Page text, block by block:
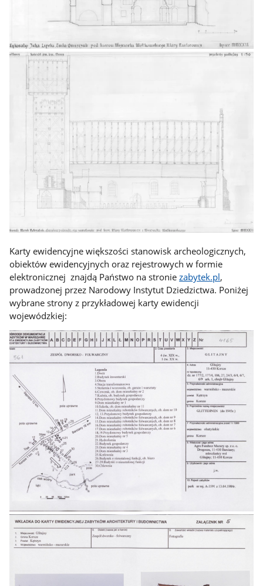
Karty ewidencyjne większości stanowisk archeologicznych,
obiektów ewidencyjnych oraz rejestrowych w formie
elektronicznej znajdą Państwo na stroniezabytek.pl,
prowadzonej przez Narodowy Instytut Dziedzictwa. Poniżej
wybrane strony z przykładowej karty ewidencji
wojewódzkiej: